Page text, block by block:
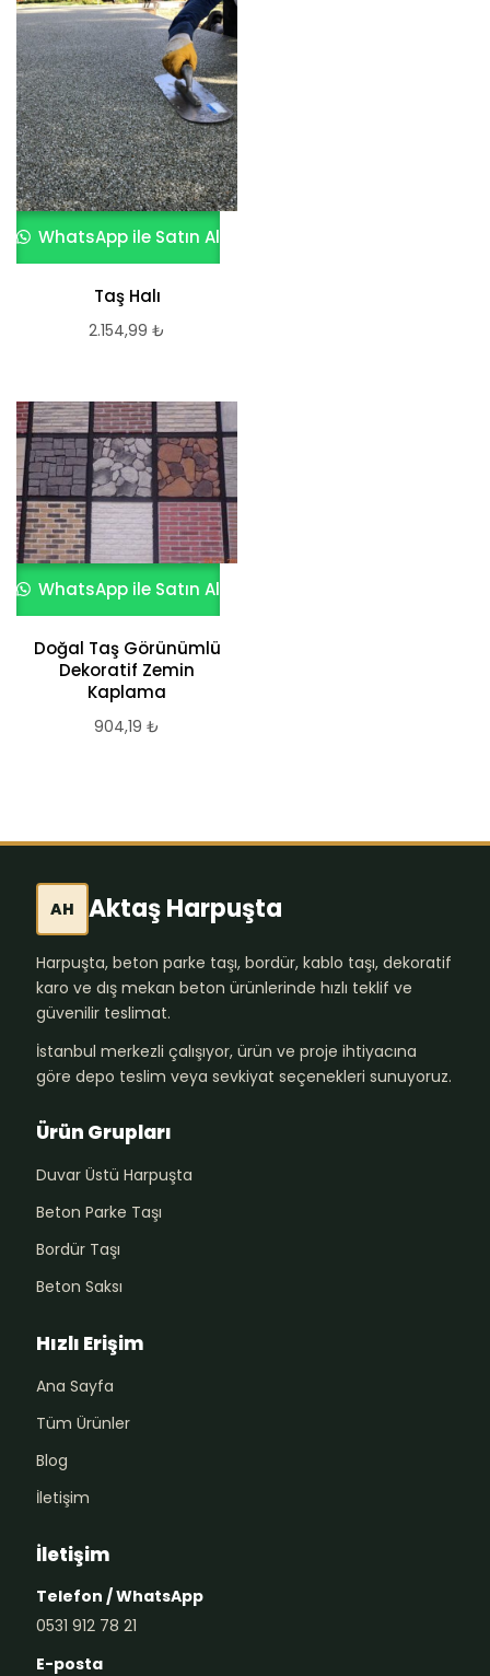
WhatsApp ile Satın Al
Taş Halı
2.154,99 ₺
WhatsApp ile Satın Al
Doğal Taş Görünümlü
Dekoratif Zemin
Kaplama
904,19 ₺
AH Aktaş Harpuşta
Harpuşta, beton parke taşı, bordür, kablo taşı, dekoratif
karo ve dış mekan beton ürünlerinde hızlı teklif ve
güvenilir teslimat.
İstanbul merkezli çalışıyor, ürün ve proje ihtiyacına
göre depo teslim veya sevkiyat seçenekleri sunuyoruz.
Ürün Grupları
Duvar Üstü Harpuşta
Beton Parke Taşı
Bordür Taşı
Beton Saksı
Hızlı Erişim
Ana Sayfa
Tüm Ürünler
Blog
İletişim
İletişim
Telefon / WhatsApp
0531 912 78 21
E-posta